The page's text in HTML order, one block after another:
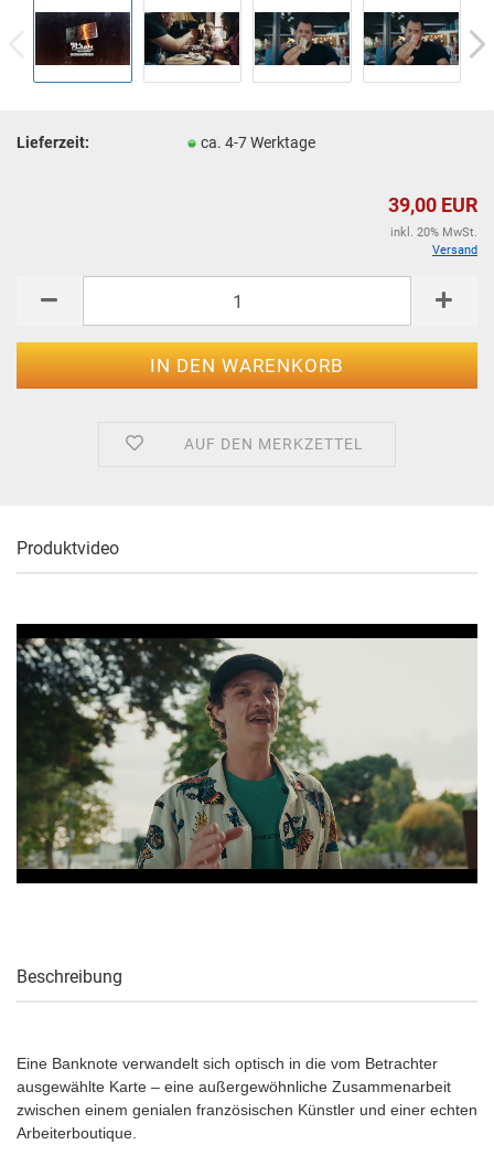
Lieferzeit: ca. 4-7 Werktage
39,00 EUR
inkl. 20% MwSt.
Versand
AUF DEN MERKZETTEL
Produktvideo
Beschreibung
Eine Banknote verwandelt sich optisch in die vom Betrachter
ausgewählte Karte – eine außergewöhnliche Zusammenarbeit
zwischen einem genialen französischen Künstler und einer echten
Arbeiterboutique.